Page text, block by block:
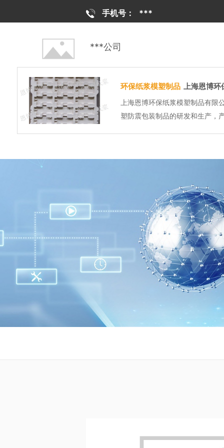
手机号： ***
***公司
环保纸浆模塑制品 上海恩博环
上海恩博环保纸浆模塑制品有限
塑防震包装制品的研发和生产，